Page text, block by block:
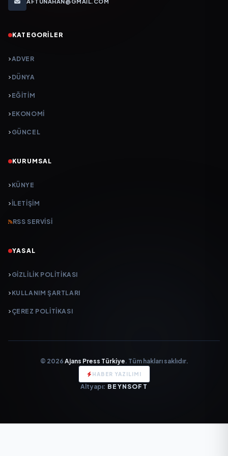
KATEGORILER
ADVER
DÜNYA
EĞİTİM
EKONOMİ
GÜNCEL
KURUMSAL
KÜNYE
İLETIŞIM
RSS SERVISI
YASAL
GIZLILIK POLITIKASI
KULLANIM ŞARTLARI
ÇEREZ POLITIKASI
© 2026 Ajans Press Türkiye. Tüm hakları saklıdır.
HABER YAZILIMI
Altyapı: BEYNSOFT